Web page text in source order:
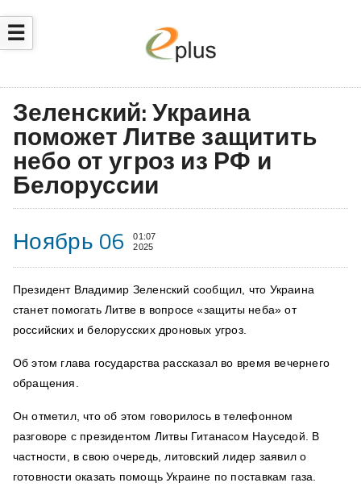
☰
Зеленский: Украина
поможет Литве защитить
небо от угроз из РФ и
Белоруссии
Ноябрь 06
01:07
2025
Президент Владимир Зеленский сообщил, что Украина
станет помогать Литве в вопросе «защиты неба» от
российских и белорусских дроновых угроз.
Об этом глава государства рассказал во время вечернего
обращения.
Он отметил, что об этом говорилось в телефонном
разговоре с президентом Литвы Гитанасом Науседой. В
частности, в свою очередь, литовский лидер заявил о
готовности оказать помощь Украине по поставкам газа.